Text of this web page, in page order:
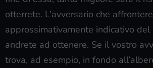
otterrete. L’avversario che
approssimativamente indicativo del
andrete ad ottenere. Se il vostro
trova, ad esempio, in fondo